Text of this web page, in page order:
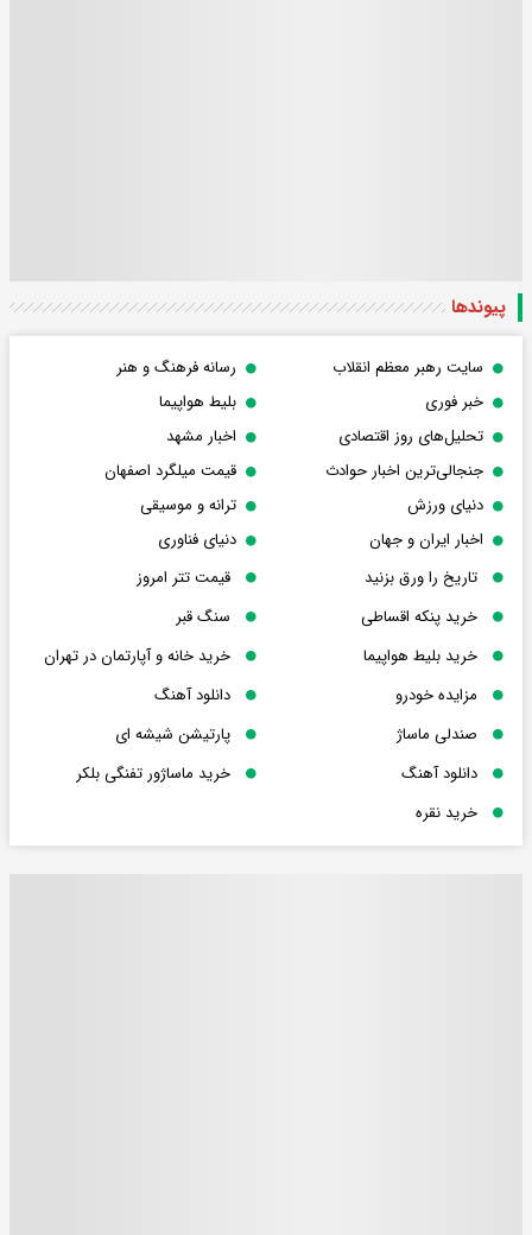
پیوندها
سایت رهبر معظم انقلاب
رسانه فرهنگ و هنر
خبر فوری
بلیط هواپیما
تحلیل‌های روز اقتصادی
اخبار مشهد
جنجالی‌ترین اخبار حوادث
قیمت میلگرد اصفهان
دنیای ورزش
ترانه و موسیقی
اخبار ایران و جهان
دنیای فناوری
تاریخ را ورق بزنید
قیمت تتر امروز
خرید پنکه اقساطی
سنگ قبر
خرید بلیط هواپیما
خرید خانه و آپارتمان در تهران
مزایده خودرو
دانلود آهنگ
صندلی ماساژ
پارتیشن شیشه ای
دانلود آهنگ
خرید ماساژور تفنگی بلکر
خرید نقره